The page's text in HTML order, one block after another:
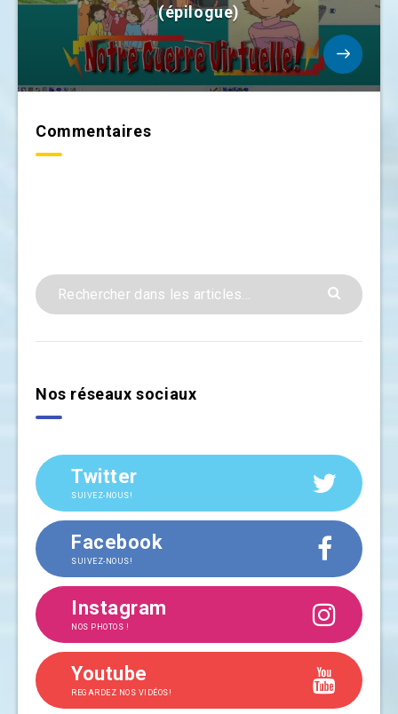
(épilogue)
Commentaires
Nos réseaux sociaux
Twitter
SUIVEZ-NOUS!
Facebook
SUIVEZ-NOUS!
Instagram
NOS PHOTOS !
Youtube
REGARDEZ NOS VIDÉOS!